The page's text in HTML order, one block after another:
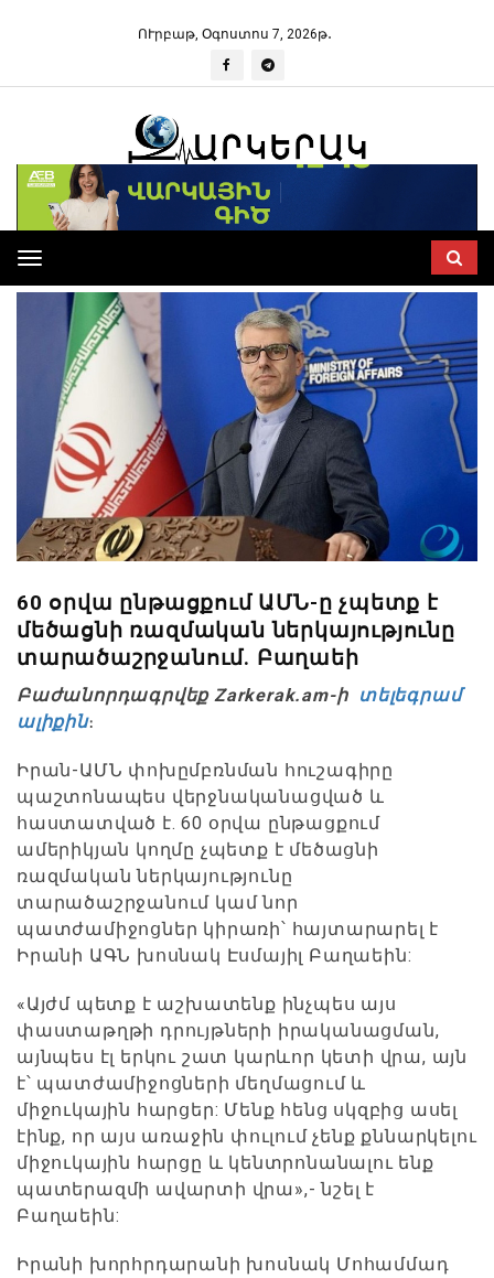
ՈՒրբաթ, Օգոստոս 7, 2026թ․
Toggle
navigation
60 օրվա ընթացքում ԱՄՆ-ը չպետք է
մեծացնի ռազմական ներկայությունը
տարածաշրջանում. Բաղաեի
Բաժանորդագրվեք Zarkerak.am-ի տելեգրամ
ալիքին։
Իրան-ԱՄՆ փոխըմբռնման հուշագիրը
պաշտոնապես վերջնականացված և
հաստատված է. 60 օրվա ընթացքում
ամերիկյան կողմը չպետք է մեծացնի
ռազմական ներկայությունը
տարածաշրջանում կամ նոր
պատժամիջոցներ կիրառի՝ հայտարարել է
Իրանի ԱԳՆ խոսնակ Էսմայիլ Բաղաեին:
«Այժմ պետք է աշխատենք ինչպես այս
փաստաթղթի դրույթների իրականացման,
այնպես էլ երկու շատ կարևոր կետի վրա, այն
է՝ պատժամիջոցների մեղմացում և
միջուկային հարցեր: Մենք հենց սկզբից ասել
էինք, որ այս առաջին փուլում չենք քննարկելու
միջուկային հարցը և կենտրոնանալու ենք
պատերազմի ավարտի վրա»,- նշել է
Բաղաեին:
Իրանի խորհրդարանի խոսնակ Մոհամմադ